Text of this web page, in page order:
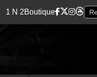
1 N 2Boutique